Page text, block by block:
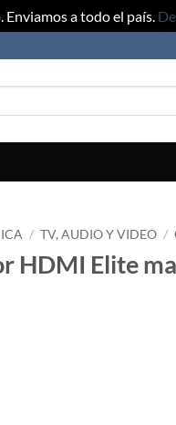
a todo el país.
/ TV, AUDIO Y VIDEO /
HDMI Elite